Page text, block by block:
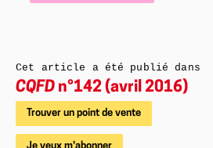
Cet article a été publié dans
CQFD n°142 (avril 2016)
Trouver un point de vente